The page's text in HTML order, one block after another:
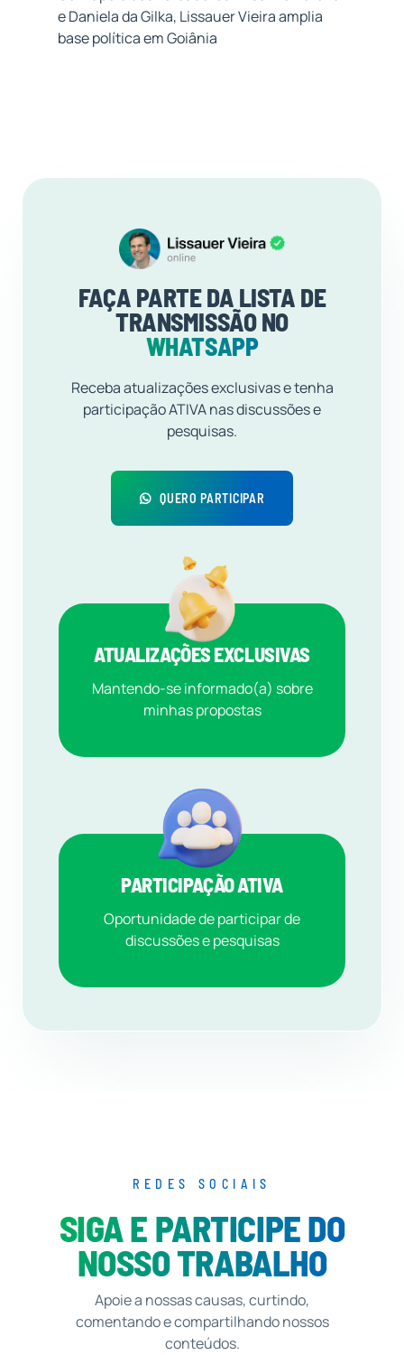
e Daniela da Gilka, Lissauer Vieira amplia
base política em Goiânia
FAÇA PARTE DA LISTA DE
TRANSMISSÃO NO
WHATSAPP
Receba atualizações exclusivas e tenha
participação ATIVA nas discussões e
pesquisas.
QUERO PARTICIPAR
ATUALIZAÇÕES EXCLUSIVAS
Mantendo-se informado(a) sobre
minhas propostas
PARTICIPAÇÃO ATIVA
Oportunidade de participar de
discussões e pesquisas
REDES SOCIAIS
SIGA E PARTICIPE DO
NOSSO TRABALHO
Apoie a nossas causas, curtindo,
comentando e compartilhando nossos
conteúdos.